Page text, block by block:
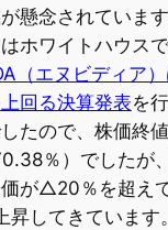
懸念されていま
ホワイトハウス
（エヌビディア
回る決算発表を
たので、株価終
％）でしたが
が△20％を超え
してきています。